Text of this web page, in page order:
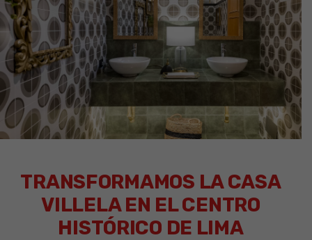
TRANSFORMAMOS LA CASA
VILLELA EN EL CENTRO
HISTÓRICO DE LIMA